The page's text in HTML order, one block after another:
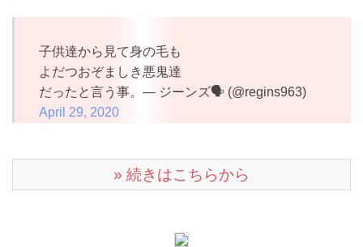
子供達から見て身の毛も
よだつおぞましき悪鬼達
だったと言う事。— ジーンズ🗣️ (@regins963)
April 29, 2020
» 続きはこちらから